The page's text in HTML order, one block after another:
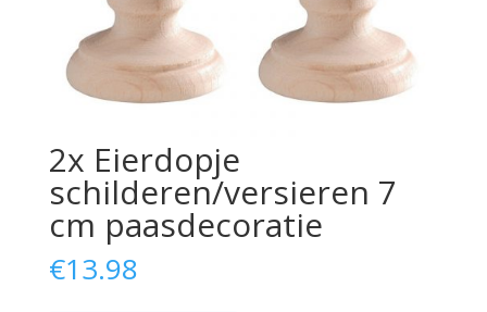
2x Eierdopje
schilderen/versieren 7
cm paasdecoratie
€13.98